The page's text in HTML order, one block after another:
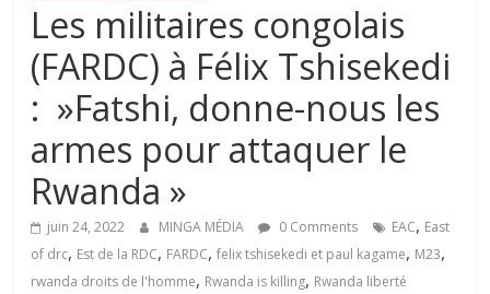
Les militaires congolais
(FARDC) à Félix Tshisekedi
: »Fatshi, donne-nous les
armes pour attaquer le
Rwanda »
juin 24, 2022 MINGA MÉDIA 0 Comments EAC, East
of drc, Est de la RDC, FARDC,felix tshisekedi et paul kagame, M23,
rwanda droits de l'homme, Rwanda is killing, Rwanda liberté